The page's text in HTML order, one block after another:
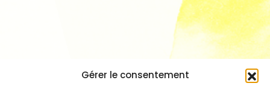
Gérer le consentement